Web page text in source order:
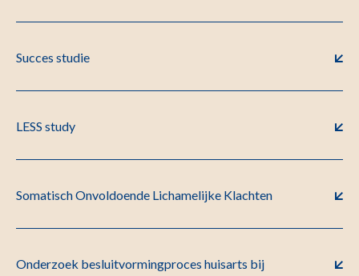
Succes studie
LESS study
Somatisch Onvoldoende Lichamelijke Klachten
Onderzoek besluitvormingproces huisarts bij